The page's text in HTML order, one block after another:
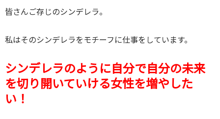
皆さんご存じのシンデレラ。
私はそのシンデレラをモチーフに仕事をしています。
シンデレラのように自分で自分の未来
を切り開いていける女性を増やした
い！